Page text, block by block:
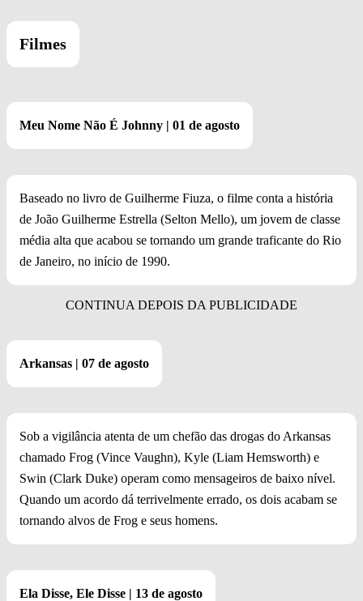
Filmes
Meu Nome Não É Johnny | 01 de agosto
Baseado no livro de Guilherme Fiuza, o filme conta a história
de João Guilherme Estrella (Selton Mello), um jovem de classe
média alta que acabou se tornando um grande traficante do Rio
de Janeiro, no início de 1990.
Arkansas | 07 de agosto
Sob a vigilância atenta de um chefão das drogas do Arkansas
chamado Frog (Vince Vaughn), Kyle (Liam Hemsworth) e
Swin (Clark Duke) operam como mensageiros de baixo nível.
Quando um acordo dá terrivelmente errado, os dois acabam se
tornando alvos de Frog e seus homens.
Ela Disse, Ele Disse | 13 de agosto